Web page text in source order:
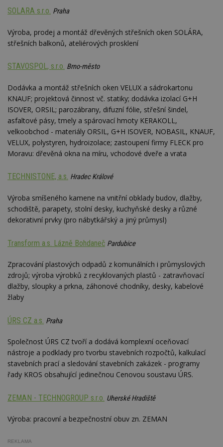
SOLARA s.r.o. Praha
Výroba, prodej a montáž dřevěných střešních oken SOLÁRA,
střešních balkonů, ateliérových prosklení
STAVOSPOL, s.r.o. Brno-město
Dodávka a montáž střešních oken VELUX a sádrokartonu
KNAUF; projektová činnost vč. statiky; dodávka izolací G+H
ISOVER, ORSIL; parozábrany, difuzní fólie, střešní šindel,
asfaltové pásy, tmely a spárovací hmoty KERAKOLL,
velkoobchod - materiály ORSIL, G+H ISOVER, NOBASIL, KNAUF,
VELUX, polystyren, hydroizolace; zastoupení firmy FLECK pro
Moravu: dřevěná okna na míru, vchodové dveře a vrata
TECHNISTONE, a.s. Hradec Králové
Výroba smíšeného kamene na vnitřní obklady budov, dlažby,
schodiště, parapety, stolní desky, kuchyňské desky a různé
dekorativní prvky (pro nábytkářský a jiný průmysl)
Transform a.s. Lázně Bohdaneč Pardubice
Zpracování plastových odpadů z komunálních i průmyslových
zdrojů; výroba výrobků z recyklovaných plastů - zatravňovací
dlažby, sloupky a prkna, záhonové chodníky, desky, kabelové
žlaby
ÚRS CZ a.s. Praha
Společnost ÚRS CZ tvoří a dodává komplexní oceňovací
nástroje a podklady pro tvorbu stavebních rozpočtů, kalkulací
stavebních prací a sledování stavebních zakázek - programy
řady KROS obsahující jedinečnou Cenovou soustavu ÚRS.
ZEMAN - TECHNOGROUP s.r.o. Uherské Hradiště
Výroba: pracovní a bezpečnostní obuv zn. ZEMAN
REKLAMA
soubory
Funkční soubory
Nezařazené
Nezbytně nutné soubory
Výkonové soubory
Soubory cílení
Funkční soubory
Nezařazené soubory
funkce webových stránek, jako je přihlášení
používat.
Název
Provider
Doména
_hjIncludedInPageviewSample
_dc_gtm_UA-53599847-1
.estav.cz
sekund